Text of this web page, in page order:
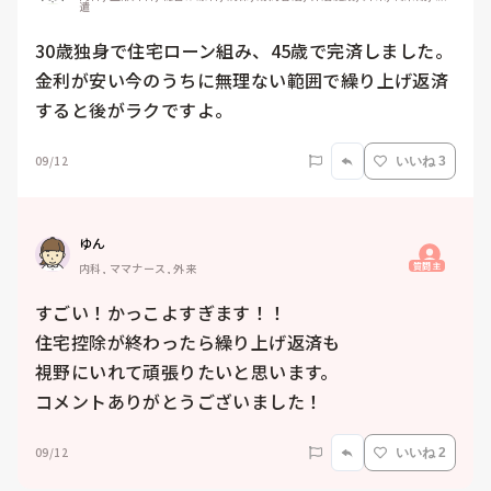
遣
30歳独身で住宅ローン組み、45歳で完済しました。
金利が安い今のうちに無理ない範囲で繰り上げ返済
すると後がラクですよ。
09/12 いいね 3
ゆん
内科, ママナース, 外来 質問主
すごい！かっこよすぎます！！
住宅控除が終わったら繰り上げ返済も
視野にいれて頑張りたいと思います。
コメントありがとうございました！
09/12 いいね 2